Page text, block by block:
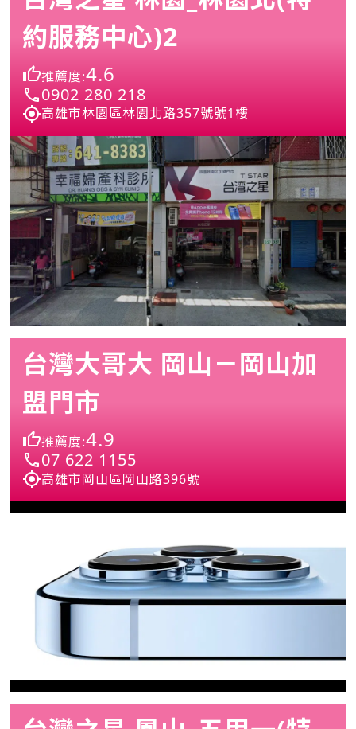
約服務中心)2
推薦度:4.6
0902 280 218
高雄市林園區林園北路357號號1樓
台灣大哥大 岡山－岡山加
盟門市
推薦度:4.9
07 622 1155
高雄市岡山區岡山路396號